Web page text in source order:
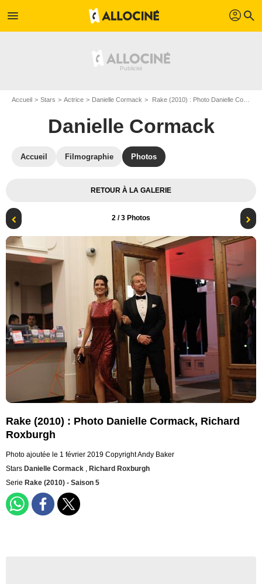
menu profil search
Accueil Stars Actrice Danielle Cormack Rake (2010) : Photo Danielle Cormack, Richard Roxburgh
Danielle Cormack
Accueil Filmographie Photos
RETOUR À LA GALERIE
2 / 3 Photos
Rake (2010) : Photo Danielle Cormack, Richard
Roxburgh
Photo ajoutée le 1 février 2019 Copyright Andy Baker
Stars Danielle Cormack , Richard Roxburgh
Serie Rake (2010) - Saison 5